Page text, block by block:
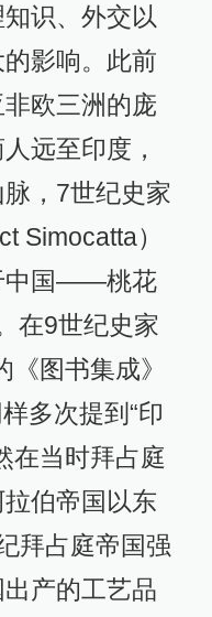
识、外交以
影响。此前
欧三洲的庞
远至印度，
，7世纪史家
Simocatta）
中国——桃花
在9世纪史家
图书集成》
多次提到“印
在当时拜占庭
伯帝国以东
拜占庭帝国强
产的工艺品